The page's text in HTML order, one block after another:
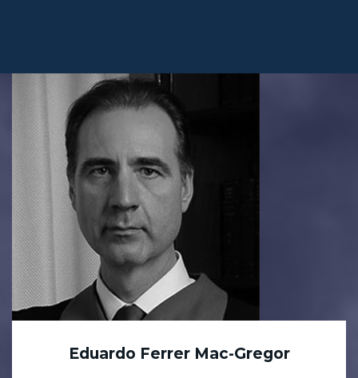
Eduardo Ferrer Mac-Gregor